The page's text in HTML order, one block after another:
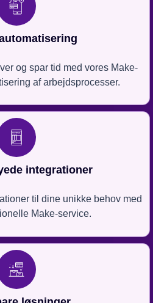
og spar tid med vores Make-
af arbejdsprocesser.
integrationer
til dine unikke behov med
Make-service.